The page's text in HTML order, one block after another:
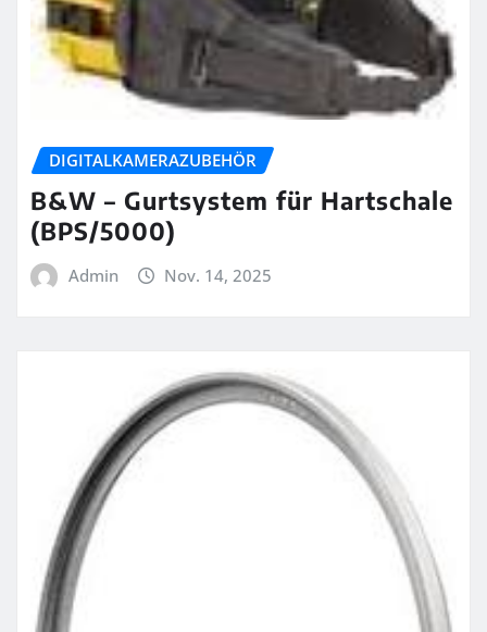
DIGITALKAMERAZUBEHÖR
B&W – Gurtsystem für Hartschale
(BPS/5000)
Admin Nov. 14, 2025